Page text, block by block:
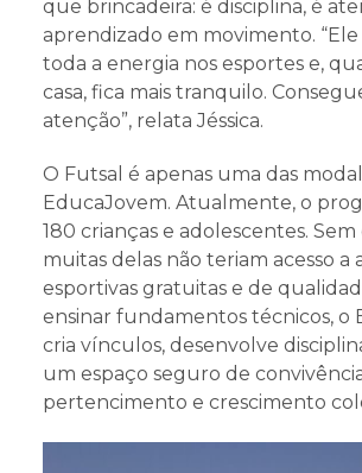
que brincadeira: é disciplina, é
aprendizado em movimento.
toda a energia nos esportes e,
casa, fica mais tranquilo.
atenção”, relata Jéssica.
O Futsal é apenas uma das
EducaJovem. Atualmente, o
180 crianças e adolescentes.
muitas delas não teriam acesso a
esportivas gratuitas e de
ensinar fundamentos técnicos, o
cria vínculos, desenvolve
um espaço seguro de
pertencimento e crescimento